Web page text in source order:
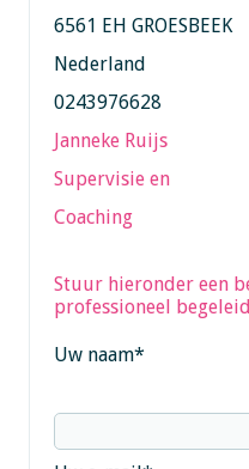
6561 EH GROESBEEK
Nederland
0243976628
Janneke Ruijs
Supervisie en
Coaching
Stuur hieronder een
professioneel
Uw naam*